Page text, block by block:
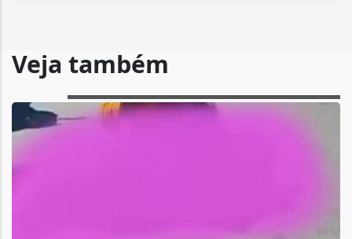
Veja também